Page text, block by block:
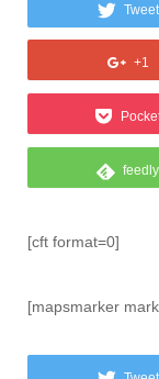
Tweet
+1
feedly
[cft format=0]
[mapsmarker